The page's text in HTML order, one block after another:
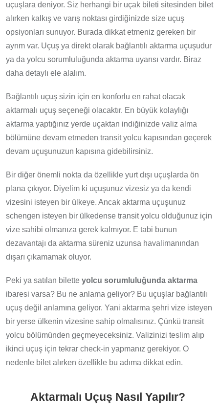
uçuşlara deniyor. Siz herhangi bir uçak bileti sitesinden bilet
alırken kalkış ve varış noktası girdiğinizde size uçuş
opsiyonları sunuyor. Burada dikkat etmeniz gereken bir
ayrım var. Uçuş ya direkt olarak bağlantılı aktarma uçuşudur
ya da yolcu sorumluluğunda aktarma uyarısı vardır. Biraz
daha detaylı ele alalım.
Bağlantılı uçuş sizin için en konforlu en rahat olacak
aktarmalı uçuş seçeneği olacaktır. En büyük kolaylığı
aktarma yaptığınız yerde uçaktan indiğinizde valiz alma
bölümüne devam etmeden transit yolcu kapısından geçerek
devam uçuşunuzun kapısına gidebilirsiniz.
Bir diğer önemli nokta da özellikle yurt dışı uçuşlarda ön
plana çıkıyor. Diyelim ki uçuşunuz vizesiz ya da kendi
vizesini isteyen bir ülkeye. Ancak aktarma uçuşunuz
schengen isteyen bir ülkedense transit yolcu olduğunuz için
vize sahibi olmanıza gerek kalmıyor. E tabi bunun
dezavantajı da aktarma süreniz uzunsa havalimanından
dışarı çıkamamak oluyor.
Peki ya satılan bilette yolcu sorumluluğunda aktarma
ibaresi varsa? Bu ne anlama geliyor? Bu uçuşlar bağlantılı
uçuş değil anlamına geliyor. Yani aktarma şehri vize isteyen
bir yerse ülkenin vizesine sahip olmalısınız. Çünkü transit
yolcu bölümünden geçmeyeceksiniz. Valizinizi teslim alıp
ikinci uçuş için tekrar check-in yapmanız gerekiyor. O
nedenle bilet alırken özellikle bu adıma dikkat edin.
Aktarmalı Uçuş Nasıl Yapılır?